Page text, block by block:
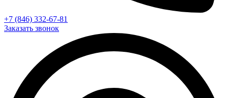
+7 (846) 332-67-81
Заказать звонок